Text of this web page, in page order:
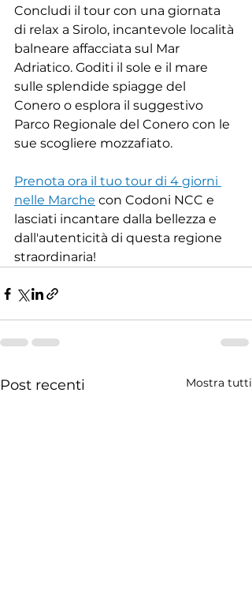
Concludi il tour con una giornata
di relax a Sirolo, incantevole località
balneare affacciata sul Mar
Adriatico. Goditi il sole e il mare
sulle splendide spiagge del
Conero o esplora il suggestivo
Parco Regionale del Conero con le
sue scogliere mozzafiato.
Prenota ora il tuo tour di 4 giorni
nelle Marche con Codoni NCC e
lasciati incantare dalla bellezza e
dall'autenticità di questa regione
straordinaria!
Post recenti Mostra tutti